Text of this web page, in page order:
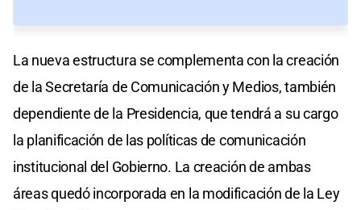
La nueva estructura se complementa con la creación
de la Secretaría de Comunicación y Medios, también
dependiente de la Presidencia, que tendrá a su cargo
la planificación de las políticas de comunicación
institucional del Gobierno. La creación de ambas
áreas quedó incorporada en la modificación de la Ley